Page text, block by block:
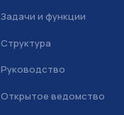
Задачи и функции
Структура
Руководство
Открытое ведомство